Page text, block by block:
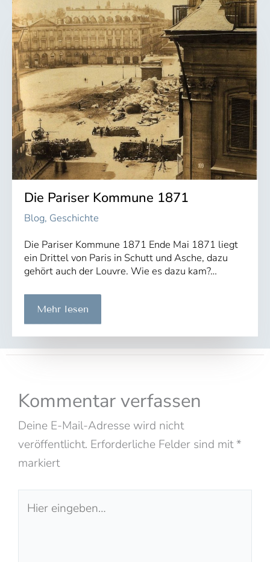
Die Pariser Kommune 1871
Blog, Geschichte
Die Pariser Kommune 1871 Ende Mai 1871 liegt
ein Drittel von Paris in Schutt und Asche, dazu
gehört auch der Louvre. Wie es dazu kam?…
Mehr lesen
Kommentar verfassen
Deine E-Mail-Adresse wird nicht
veröffentlicht. Erforderliche Felder sind mit*
markiert
eingeben…